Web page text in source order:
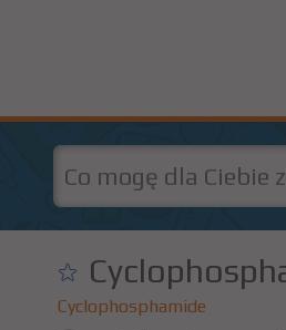
Cyclophosphamide